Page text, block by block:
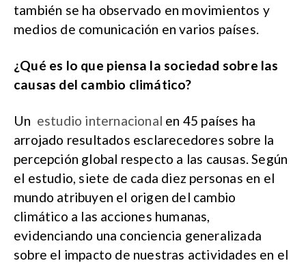
también se ha observado en movimientos y
medios de comunicación en varios países​.
¿Qué es lo que piensa la sociedad sobre las
causas del cambio climático?
Un estudio internacional en 45 países ha
arrojado resultados esclarecedores sobre la
percepción global respecto a las causas. Según
el estudio, siete de cada diez personas en el
mundo atribuyen el origen del cambio
climático a las acciones humanas,
evidenciando una conciencia generalizada
sobre el impacto de nuestras actividades en el